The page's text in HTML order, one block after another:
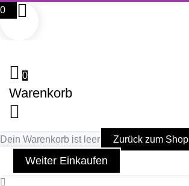
0
0
Warenkorb
Dein Warenkorb ist leer Zurück zum Shop
Weiter Einkaufen